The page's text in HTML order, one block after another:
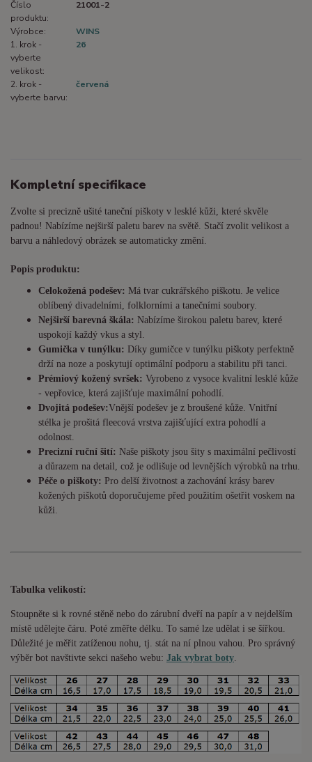
Číslo
produktu:
21001-2
Výrobce:
WINS
1. krok -
vyberte
velikost:
26
2. krok -
vyberte barvu:
červená
Kompletní specifikace
Zvolte si precizně ušité taneční piškoty v lesklé kůži, které skvěle
padnou! Nabízíme nejširší paletu barev na světě. Stačí zvolit velikost a
barvu a náhledový obrázek se automaticky změní.
Popis produktu:
Celokožená podešev: Má tvar cukrářského piškotu. Je velice
oblíbený divadelními, folklorními a tanečními soubory.
Nejširší barevná škála: Nabízíme širokou paletu barev, které
uspokojí každý vkus a styl.
Gumička v tunýlku: Díky gumičce v tunýlku piškoty perfektně
drží na noze a poskytují optimální podporu a stabilitu při tanci.
Prémiový kožený svršek: Vyrobeno z vysoce kvalitní lesklé kůže
- vepřovice, která zajišťuje maximální pohodlí.
Dvojitá podešev:Vnější podešev je z broušené kůže. Vnitřní
stélka je prošitá fleecová vrstva zajišťující extra pohodlí a
odolnost.
Precizní ruční šití: Naše piškoty jsou šity s maximální pečlivostí
a důrazem na detail, což je odlišuje od levnějších výrobků na trhu.
Péče o piškoty: Pro delší životnost a zachování krásy barev
kožených piškotů doporučujeme před použitím ošetřit voskem na
kůži.
Tabulka velikostí:
Stoupněte si k rovné stěně nebo do zárubní dveří na papír a v nejdelším
místě udělejte čáru. Poté změřte délku. To samé lze udělat i se šířkou.
Důležité je měřit zatíženou nohu, tj. stát na ní plnou vahou. Pro správný
výběr bot navštivte sekci našeho webu: Jak vybrat boty